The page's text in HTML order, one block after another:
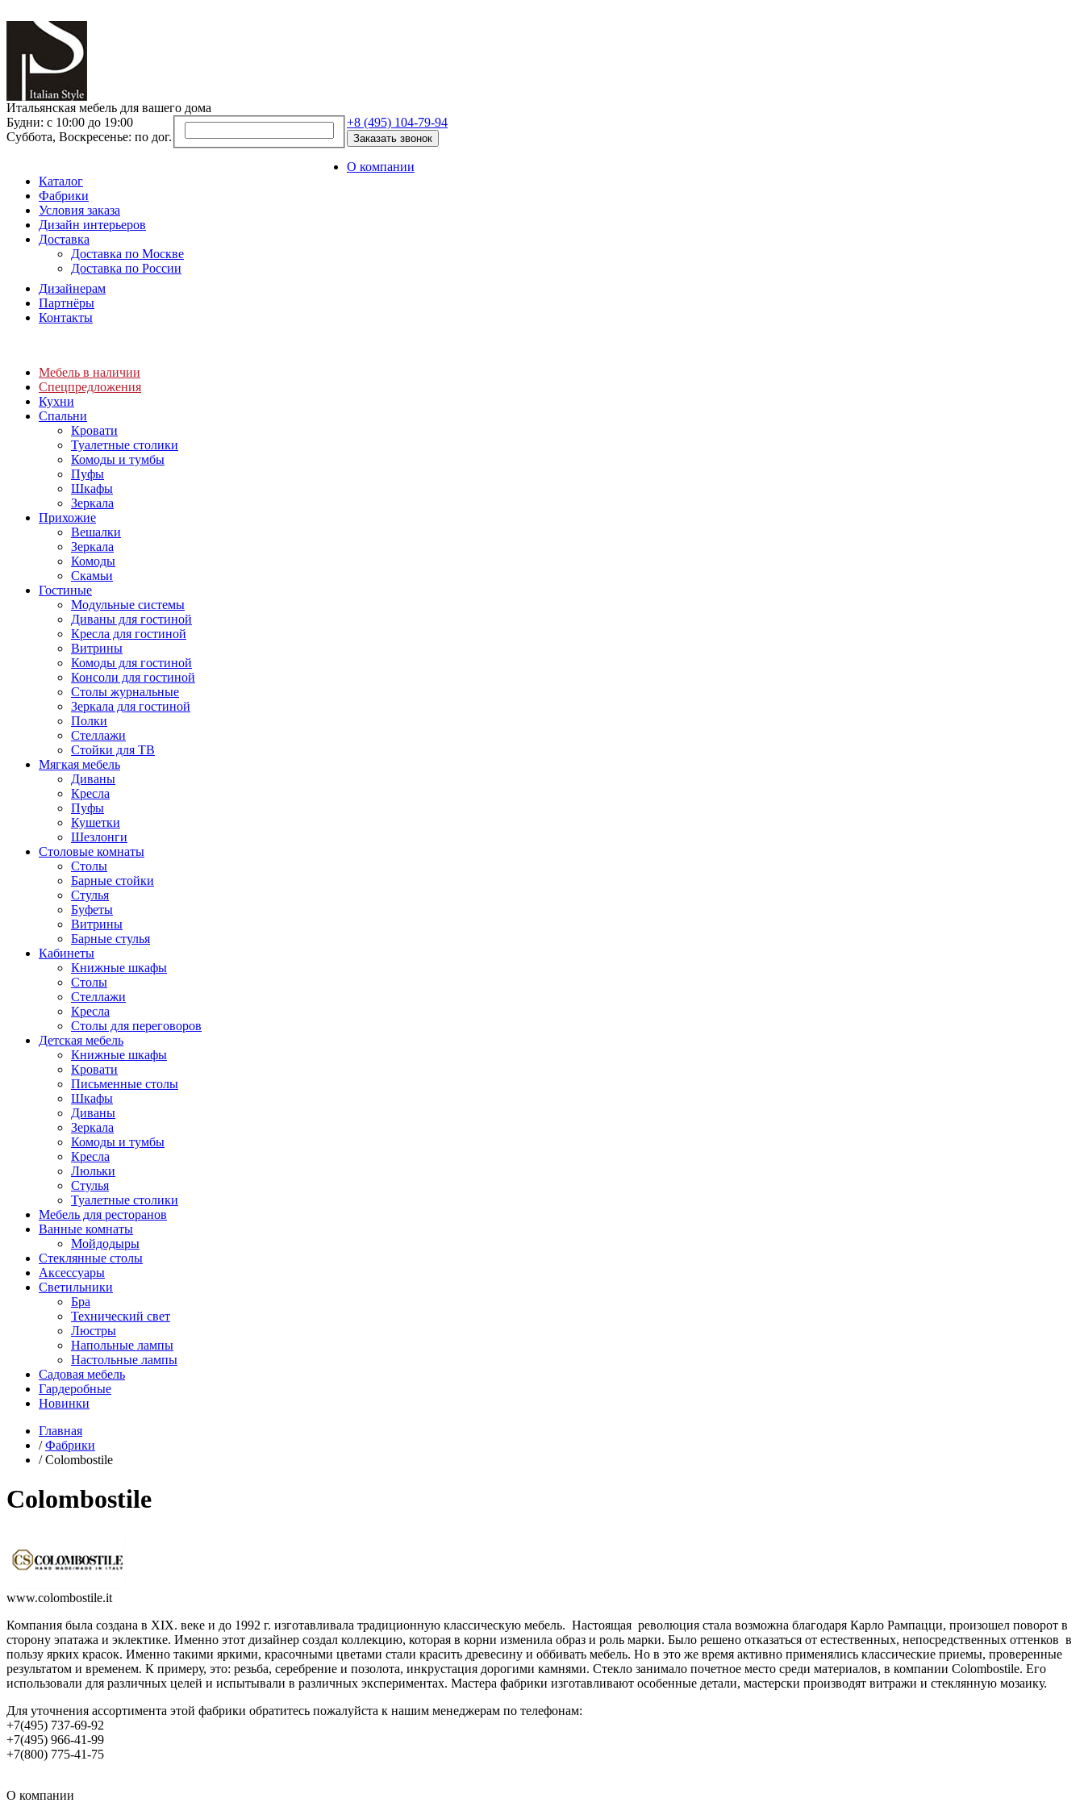
Итальянская мебель для вашего дома
Будни: с 10:00 до 19:00
Суббота, Воскресенье: по дог.
+8 (495) 104-79-94
Заказать звонок
О компании
Каталог
Фабрики
Условия заказа
Дизайн интерьеров
Доставка
Доставка по Москве
Доставка по России
Дизайнерам
Партнёры
Контакты
Мебель в наличии
Спецпредложения
Кухни
Спальни
Кровати
Туалетные столики
Комоды и тумбы
Пуфы
Шкафы
Зеркала
Прихожие
Вешалки
Зеркала
Комоды
Скамьи
Гостиные
Модульные системы
Диваны для гостиной
Кресла для гостиной
Витрины
Комоды для гостиной
Консоли для гостиной
Столы журнальные
Зеркала для гостиной
Полки
Стеллажи
Стойки для ТВ
Мягкая мебель
Диваны
Кресла
Пуфы
Кушетки
Шезлонги
Столовые комнаты
Столы
Барные стойки
Стулья
Буфеты
Витрины
Барные стулья
Кабинеты
Книжные шкафы
Cтолы
Стеллажи
Кресла
Столы для переговоров
Детская мебель
Книжные шкафы
Кровати
Письменные столы
Шкафы
Диваны
Зеркала
Комоды и тумбы
Кресла
Люльки
Стулья
Туалетные столики
Мебель для ресторанов
Ванные комнаты
Мойдодыры
Стеклянные столы
Аксессуары
Светильники
Бра
Технический свет
Люстры
Напольные лампы
Настольные лампы
Садовая мебель
Гардеробные
Новинки
Главная
/Фабрики
/Colombostile
Colombostile
www.colombostile.it
Компания была создана в XIX. веке и до 1992 г. изготавливала традиционную классическую мебель. Настоящая революция стала возможна благодаря Карло Рампацци, произошел поворот в
сторону эпатажа и эклектике. Именно этот дизайнер создал коллекцию, которая в корни изменила образ и роль марки. Было решено отказаться от естественных, непосредственных оттенков в
пользу ярких красок. Именно такими яркими, красочными цветами стали красить древесину и оббивать мебель. Но в это же время активно применялись классические приемы, проверенные
результатом и временем. К примеру, это: резьба, серебрение и позолота, инкрустация дорогими камнями. Стекло занимало почетное место среди материалов, в компании Colombostile. Его
использовали для различных целей и испытывали в различных экспериментах. Мастера фабрики изготавливают особенные детали, мастерски производят витражи и стеклянную мозаику.
Для уточнения ассортимента этой фабрики обратитесь пожалуйста к нашим менеджерам по телефонам:
+7(495) 737-69-92
+7(495) 966-41-99
+7(800) 775-41-75
О компании